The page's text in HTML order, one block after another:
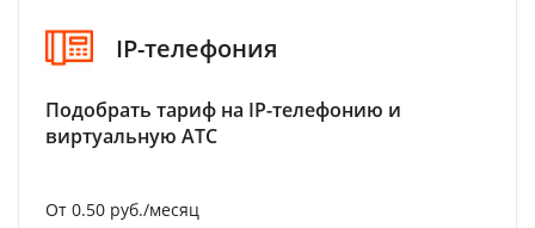
IP-телефония
Подобрать тариф на IP-телефонию и
виртуальную АТС
От 0.50 руб./месяц